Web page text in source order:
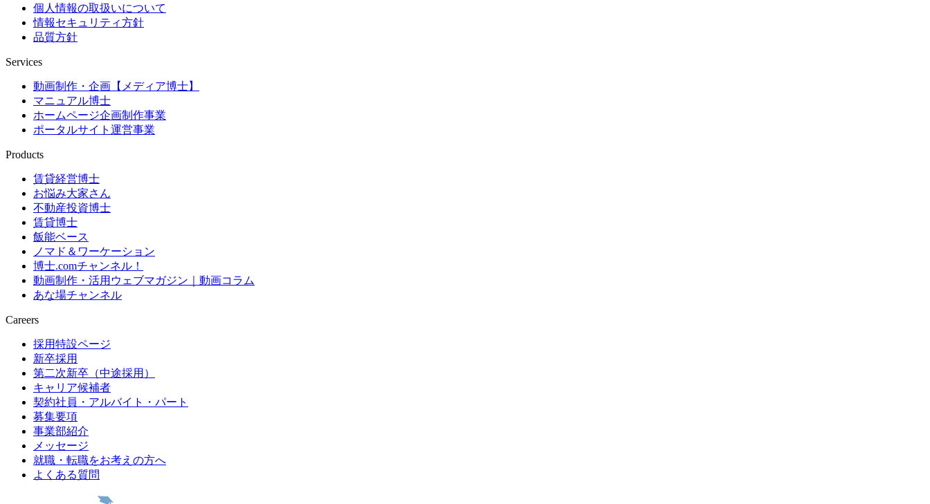
個人情報の取扱いについて
情報セキュリティ方針
品質方針
Services
動画制作・企画【メディア博士】
マニュアル博士
ホームページ企画制作事業
ポータルサイト運営事業
Products
賃貸経営博士
お悩み大家さん
不動産投資博士
賃貸博士
飯能ベース
ノマド＆ワーケーション
博士.comチャンネル！
動画制作・活用ウェブマガジン｜動画コラム
あな場チャンネル
Careers
採用特設ページ
新卒採用
第二次新卒（中途採用）
キャリア候補者
契約社員・アルバイト・パート
募集要項
事業部紹介
メッセージ
就職・転職をお考えの方へ
よくある質問